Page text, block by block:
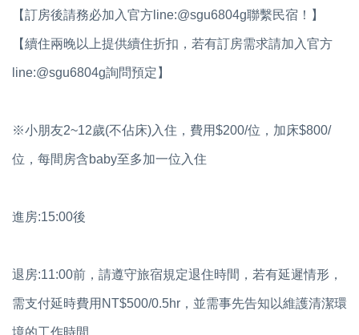
【訂房後請務必加入官方line:@sgu6804g聯繫民宿！】
【續住兩晚以上提供續住折扣，若有訂房需求請加入官方
line:@sgu6804g詢問預定】
※小朋友2~12歲(不佔床)入住，費用$200/位，加床$800/
位，每間房含baby至多加一位入住
進房:15:00後
退房:11:00前，請遵守旅宿規定退住時間，若有延遲情形，
需支付延時費用NT$500/0.5hr，並需事先告知以維護清潔環
境的工作時間